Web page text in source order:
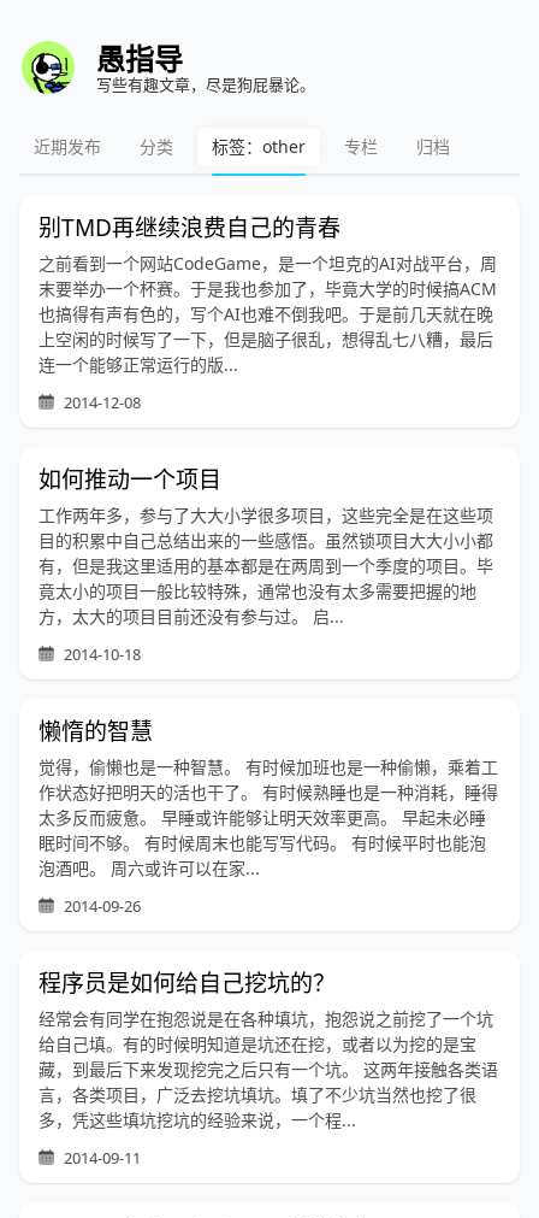
愚指导
写些有趣文章，尽是狗屁暴论。
近期发布 分类 标签：other 专栏 归档
别TMD再继续浪费自己的青春
之前看到一个网站CodeGame，是一个坦克的AI对战平台，周
末要举办一个杯赛。于是我也参加了，毕竟大学的时候搞ACM
也搞得有声有色的，写个AI也难不倒我吧。于是前几天就在晚
上空闲的时候写了一下，但是脑子很乱，想得乱七八糟，最后
连一个能够正常运行的版...
2014-12-08
如何推动一个项目
工作两年多，参与了大大小学很多项目，这些完全是在这些项
目的积累中自己总结出来的一些感悟。虽然锁项目大大小小都
有，但是我这里适用的基本都是在两周到一个季度的项目。毕
竟太小的项目一般比较特殊，通常也没有太多需要把握的地
方，太大的项目目前还没有参与过。 启...
2014-10-18
懒惰的智慧
觉得，偷懒也是一种智慧。 有时候加班也是一种偷懒，乘着工
作状态好把明天的活也干了。 有时候熟睡也是一种消耗，睡得
太多反而疲惫。 早睡或许能够让明天效率更高。 早起未必睡
眠时间不够。 有时候周末也能写写代码。 有时候平时也能泡
泡酒吧。 周六或许可以在家...
2014-09-26
程序员是如何给自己挖坑的？
经常会有同学在抱怨说是在各种填坑，抱怨说之前挖了一个坑
给自己填。有的时候明知道是坑还在挖，或者以为挖的是宝
藏，到最后下来发现挖完之后只有一个坑。 这两年接触各类语
言，各类项目，广泛去挖坑填坑。填了不少坑当然也挖了很
多，凭这些填坑挖坑的经验来说，一个程...
2014-09-11